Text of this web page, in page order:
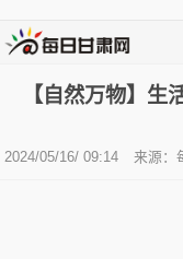
【自然万物】生
2024/05/16/ 09:14 来源：